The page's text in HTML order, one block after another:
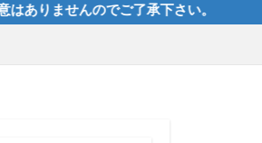
のでご了承下さい。